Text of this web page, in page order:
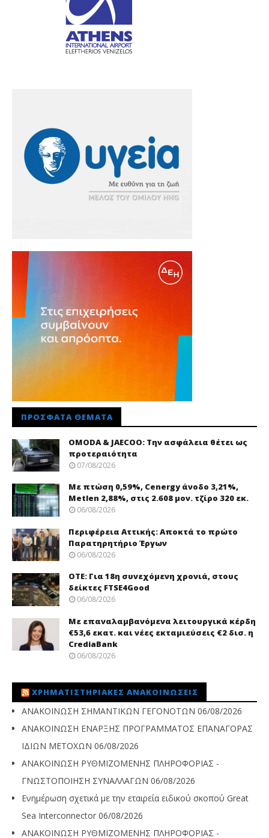
ΠΡΌΣΦΑΤΑ ΘΈΜΑΤΑ
OMODA & JAECOO: Την ασφάλεια θέτει ως
προτεραιότητα
07/08/2026
Με πτώση 0,59%, Cenergy άνοδο 3,21%,
Metlen 2,88%, στις 2.608 μον. τζίρο 320 εκ.
06/08/2026
Περιφέρεια Αττικής: Αποκτά το πρώτο
Παρατηρητήριο Έργων
06/08/2026
ΟΤΕ: Για 18η συνεχόμενη χρονιά, στους
δείκτες FTSE4Good
06/08/2026
Με επαναλαμβανόμενα λειτουργικά κέρδη
€53,6 εκατ. και νέες εκταμιεύσεις €2 δισ. η
CrediaBank
06/08/2026
ΧΡΗΜΑΤΙΣΤΗΡΙΑΚΈΣ ΑΝΑΚΟΙΝΏΣΕΙΣ
ΑΝΑΚΟΙΝΩΣΗ ΣΗΜΑΝΤΙΚΩΝ ΓΕΓΟΝΟΤΩΝ 06/08/2026
ΑΝΑΚΟΙΝΩΣΗ ΕΝΑΡΞΗΣ ΠΡΟΓΡΑΜΜΑΤΟΣ ΕΠΑΝΑΓΟΡΑΣ
ΙΔΙΩΝ ΜΕΤΟΧΩΝ 06/08/2026
ΑΝΑΚΟΙΝΩΣΗ ΡΥΘΜΙΖΟΜΕΝΗΣ ΠΛΗΡΟΦΟΡΙΑΣ -
ΓΝΩΣΤΟΠΟΙΗΣΗ ΣΥΝΑΛΛΑΓΩΝ 06/08/2026
Ενημέρωση σχετικά με την εταιρεία ειδικού σκοπού Great
Sea Interconnector 06/08/2026
ΑΝΑΚΟΙΝΩΣΗ ΡΥΘΜΙΖΟΜΕΝΗΣ ΠΛΗΡΟΦΟΡΙΑΣ -